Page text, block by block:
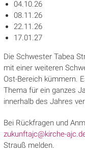
04.10.26
08.11.26
22.11.26
17.01.27
Die Schwester Tabea
mit einer weiteren
Ost-Bereich kümmern.
Thema für ein ganzes
innerhalb des Jahres
Bei Rückfragen und
zukunftajc@kirche-
Strauß melden.